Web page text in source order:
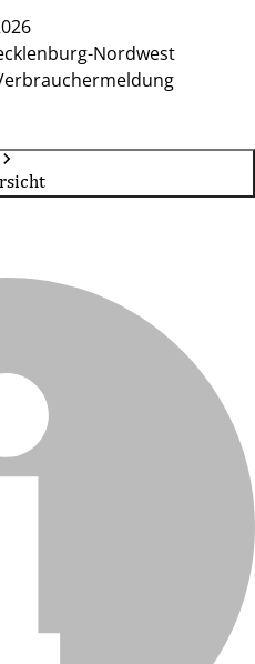
Nordwest